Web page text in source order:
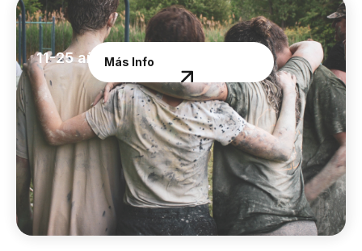
Jóvenes
11-25 añosMás Info